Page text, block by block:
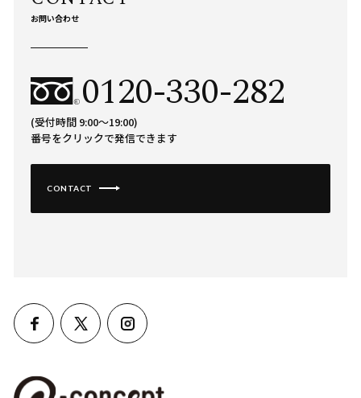
お問い合わせ
0120-330-282
(受付時間 9:00〜19:00)
番号をクリックで発信できます
CONTACT